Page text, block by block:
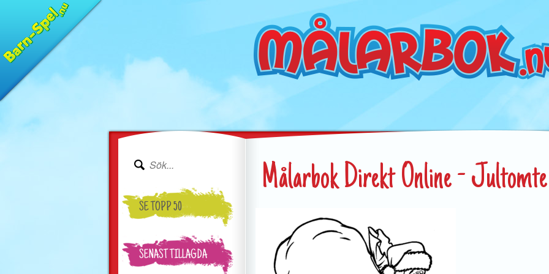
SE TOPP 50
SENAST TILLAGDA
Målarbok Direkt Online -